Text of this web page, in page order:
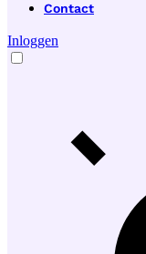
Contact
Inloggen